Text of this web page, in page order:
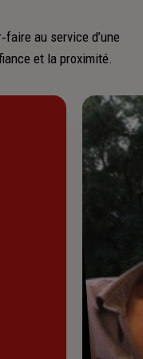
au service d’une
et la proximité.